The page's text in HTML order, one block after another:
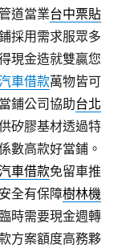
道當業台中票貼
採用需求服眾多
現金造就雙贏您
車借款萬物皆可
鋪公司協助台北
矽膠基材透過特
數高款好當鋪。
車借款免留車推
全有保障樹林機
時需要現金週轉
方案額度高務夥